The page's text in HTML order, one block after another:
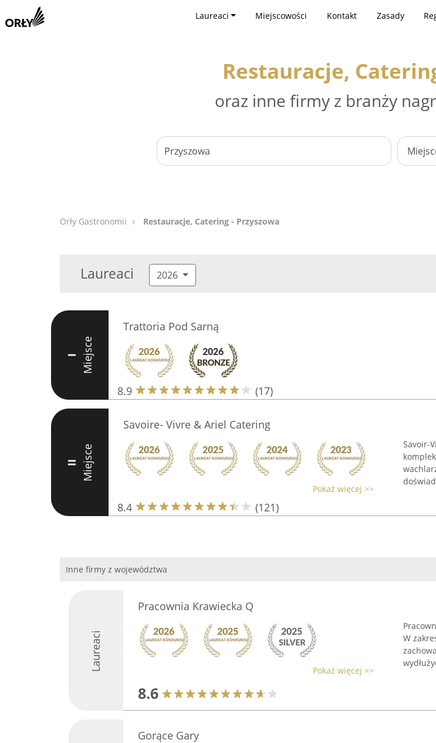
Laureaci Miejscowości Kontakt Zasady
Restauracje,
oraz inne firmy z branży
Orły Gastronomii Restauracje, Catering - Przyszowa
Laureaci 2026
I Miejsce
Trattoria Pod Sarną
8.9 (17)
II Miejsce
Savoire- Vivre & Ariel Catering
Pokaż więcej >>
8.4 (121)
Savoir-
Inne firmy z województwa
Laureaci
Pracownia Krawiecka Q
Pokaż więcej >>
8.6
W
Gorące Gary